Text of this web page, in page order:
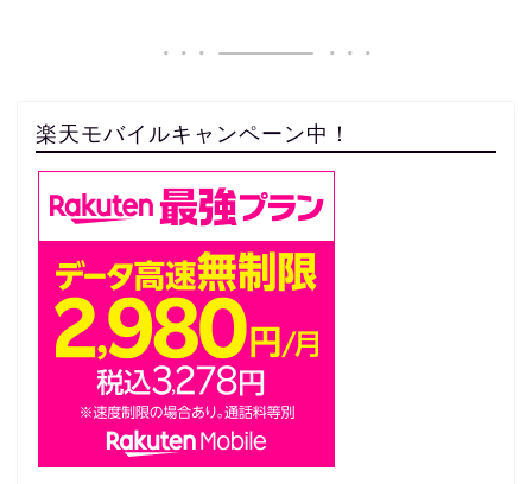
楽天モバイルキャンペーン中！